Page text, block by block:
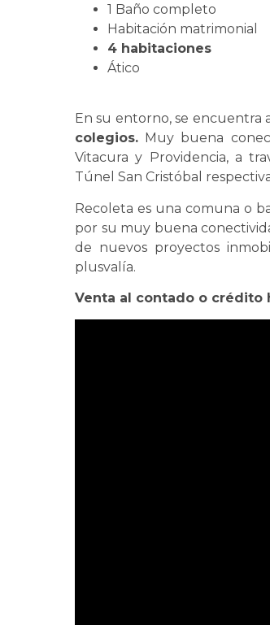
1 Baño completo
Habitación matrimonial
4 habitaciones
Ático
En su entorno, se encuentra
colegios. Muy buena
Vitacura y Providencia, a
Túnel San Cristóbal
Recoleta es una comuna o
por su muy buena
de nuevos proyectos
plusvalía.
Venta al contado o crédito